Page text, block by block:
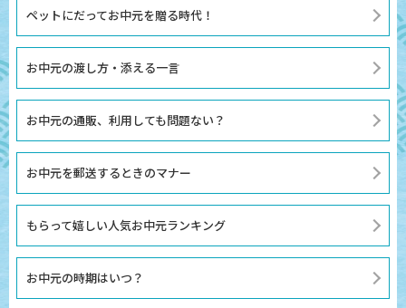
ペットにだってお中元を贈る時代！
お中元の渡し方・添える一言
お中元の通販、利用しても問題ない？
お中元を郵送するときのマナー
もらって嬉しい人気お中元ランキング
お中元の時期はいつ？